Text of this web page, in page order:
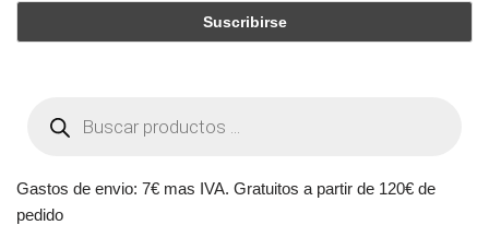
Gastos de envio: 7€ mas IVA. Gratuitos a partir de 120€ de
pedido